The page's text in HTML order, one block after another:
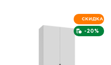
-20%
СКИДКА